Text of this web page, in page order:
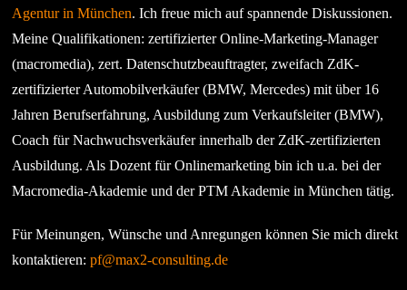
Agentur in München. Ich freue mich auf spannende Diskussionen.
Meine Qualifikationen: zertifizierter Online-Marketing-Manager
(macromedia), zert. Datenschutzbeauftragter, zweifach ZdK-
zertifizierter Automobilverkäufer (BMW, Mercedes) mit über 16
Jahren Berufserfahrung, Ausbildung zum Verkaufsleiter (BMW),
Coach für Nachwuchsverkäufer innerhalb der ZdK-zertifizierten
Ausbildung. Als Dozent für Onlinemarketing bin ich u.a. bei der
Macromedia-Akademie und der PTM Akademie in München tätig.
Für Meinungen, Wünsche und Anregungen können Sie mich direkt
kontaktieren:pf@max2-consulting.de